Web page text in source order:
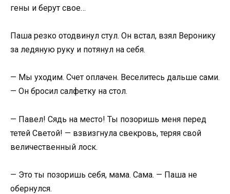
гены и берут свое…
Паша резко отодвинул стул. Он встал, взял Веронику
за ледяную руку и потянул на себя.
— Мы уходим. Счет оплачен. Веселитесь дальше сами.
— Он бросил салфетку на стол.
— Павел! Сядь на место! Ты позоришь меня перед
тетей Светой! — взвизгнула свекровь, теряя свой
величественный лоск.
— Это ты позоришь себя, мама. Сама. — Паша не
обернулся.